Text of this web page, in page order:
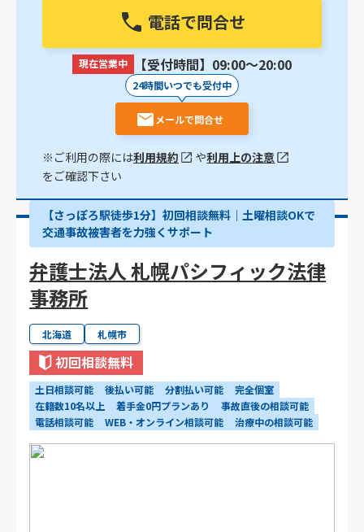
電話で問合せ
現在営業中 【受付時間】09:00〜20:00
24時間いつでも受付中
メールで問合せ
※ご利用の際には利用規約 や利用上の注意
をご確認下さい
【さっぽろ駅徒歩1分】初回相談無料｜土曜相談OKで
交通事故被害者を力強くサポート
弁護士法人 札幌パシフィック法律
事務所
北海道 札幌市
初回相談無料
土日相談可能 後払い可能 分割払い可能
完全個室
在籍数10名以上
着手金0円プランあり
事故直後の相談可能
電話相談可能
WEB・オンライン相談可能 治療中の相談可能